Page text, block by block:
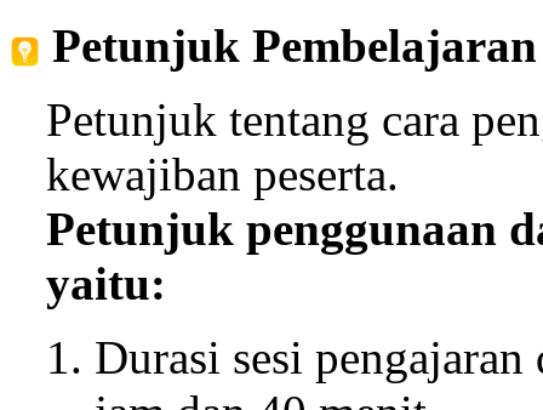
Petunjuk Pembelajaran
Petunjuk tentang cara
kewajiban peserta.
Petunjuk penggunaan
yaitu:
Durasi sesi